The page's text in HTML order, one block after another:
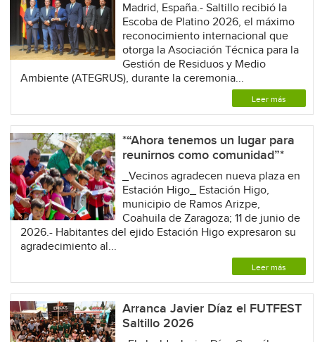
Madrid, España.- Saltillo recibió la
Escoba de Platino 2026, el máximo
reconocimiento internacional que
otorga la Asociación Técnica para la
Gestión de Residuos y Medio
Ambiente (ATEGRUS), durante la ceremonia...
Leer más
*“Ahora tenemos un lugar para
reunirnos como comunidad”*
_Vecinos agradecen nueva plaza en
Estación Higo_ Estación Higo,
municipio de Ramos Arizpe,
Coahuila de Zaragoza; 11 de junio de
2026.- Habitantes del ejido Estación Higo expresaron su
agradecimiento al...
Leer más
Arranca Javier Díaz el FUTFEST
Saltillo 2026